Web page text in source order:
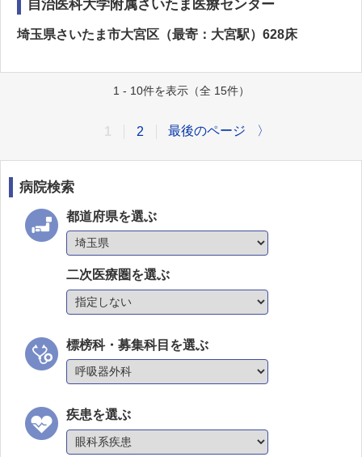
自治医科大学附属さいたま医療センター
埼玉県さいたま市大宮区（最寄：大宮駅）628床
1 - 10件を表示（全 15件）
2 最後のページ 〉
病院検索
都道府県を選ぶ
二次医療圏を選ぶ
標榜科・募集科目を選ぶ
疾患を選ぶ